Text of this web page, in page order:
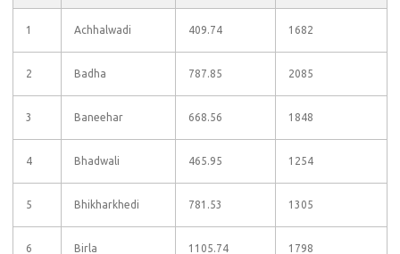
1 Achhalwadi 409.74 1682
2 Badha 787.85 2085
3 Baneehar 668.56 1848
4 Bhadwali 465.95 1254
5 Bhikharkhedi 781.53 1305
6 Birla 1105.74 1798